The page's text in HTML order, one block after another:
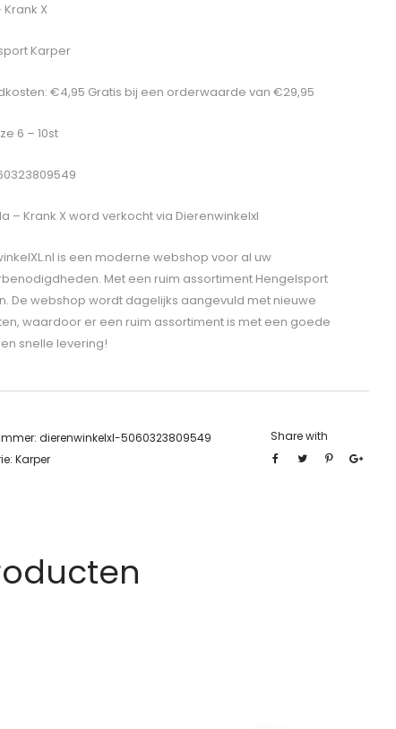
X
Karper
€4,95 Gratis bij een orderwaarde van €29,95
6 – 10st
– Krank X word verkocht via Dierenwinkelxl
is een moderne webshop voor al uw
Met een ruim assortiment Hengelsport
De webshop wordt dagelijks aangevuld met nieuwe
waardoor er een ruim assortiment is met een goede
snelle levering!
dierenwinkelxl-5060323809549
Karper
Share with